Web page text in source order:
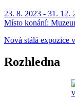
23. 8. 2023 - 31. 12.
Místo konání:
Nová stálá expozice
Rozhledna